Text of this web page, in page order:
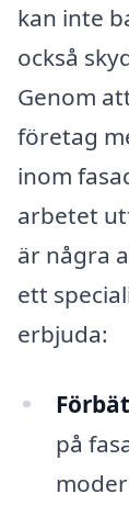
kan inte
också
Genom
företag
inom
arbetet
är några
ett
erbjuda:
på